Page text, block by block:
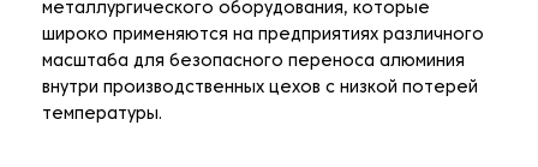
металлургического оборудования, которые
широко применяются на предприятиях различного
масштаба для безопасного переноса алюминия
внутри производственных цехов с низкой потерей
температуры.